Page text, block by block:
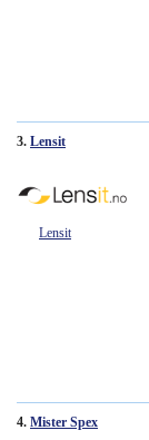
3. Lensit
Lensit
4. Mister Spex